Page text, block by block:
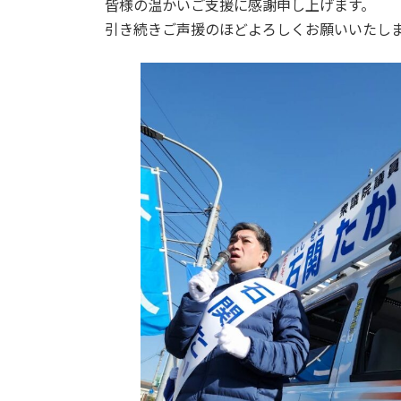
時
:
皆様の温かいご支援に感謝申し上げます。
引き続きご声援のほどよろしくお願いいたし